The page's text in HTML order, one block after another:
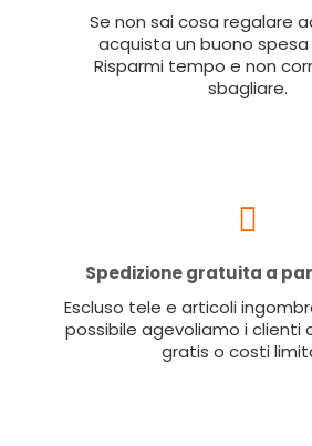
Se non sai cosa regalare
acquista un buono spesa
Risparmi tempo e non
sbagliare.
Spedizione gratuita a
Escluso tele e articoli
possibile agevoliamo i clienti
gratis o costi